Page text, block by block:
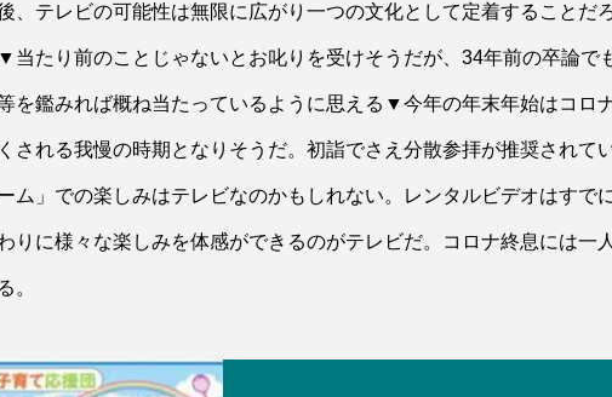
、テレビの可能性は無限に広がり一つの文化として定着することだ
当たり前のことじゃないとお叱りを受けそうだが、34年前の卒論で
を鑑みれば概ね当たっているように思える▼今年の年末年始はコロ
される我慢の時期となりそうだ。初詣でさえ分散参拝が推奨されて
ム」での楽しみはテレビなのかもしれない。レンタルビデオはすで
りに様々な楽しみを体感ができるのがテレビだ。コロナ終息には一
。